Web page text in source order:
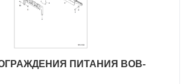
ПИТАНИЯ BOB-